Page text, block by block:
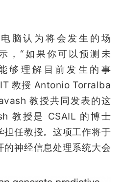
脑认为将会发生的场
，“如果你可以预测未
够理解目前发生的事
教授 Antonio Torralba
教授共同发表的这
教授是 CSAIL 的博士
担任教授。这项工作将于
的神经信息处理系统大会